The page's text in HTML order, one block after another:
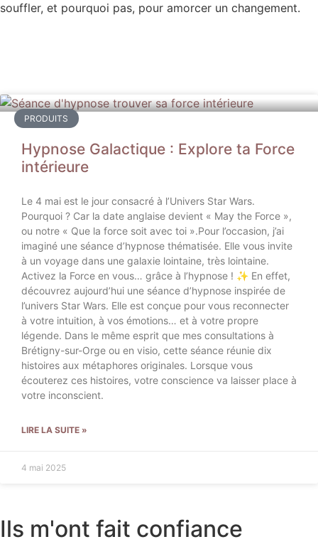
souffler, et pourquoi pas, pour amorcer un changement.
PRODUITS
Hypnose Galactique : Explore ta Force
intérieure
Le 4 mai est le jour consacré à l’Univers Star Wars.
Pourquoi ? Car la date anglaise devient « May the Force »,
ou notre « Que la force soit avec toi ».Pour l’occasion, j’ai
imaginé une séance d’hypnose thématisée. Elle vous invite
à un voyage dans une galaxie lointaine, très lointaine.
Activez la Force en vous… grâce à l’hypnose ! ✨ En effet,
découvrez aujourd’hui une séance d’hypnose inspirée de
l’univers Star Wars. Elle est conçue pour vous reconnecter
à votre intuition, à vos émotions… et à votre propre
légende. Dans le même esprit que mes consultations à
Brétigny-sur-Orge ou en visio, cette séance réunie dix
histoires aux métaphores originales. Lorsque vous
écouterez ces histoires, votre conscience va laisser place à
votre inconscient.
LIRE LA SUITE »
4 mai 2025
Ils m'ont fait confiance